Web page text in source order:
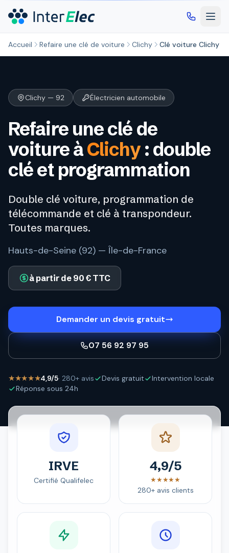
Accueil Refaire une clé de voiture Clichy Clé voiture Clichy
Clichy — 92 Électricien automobile
Refaire une clé de
voiture àClichy: double
clé et programmation
Double clé voiture, programmation de
télécommande et clé à transpondeur.
Toutes marques.
Hauts-de-Seine (92) — Île-de-France
à partir de 90 € TTC
Demander un devis gratuit
07 56 92 97 95
★★★★★4,9/5· 280+ avis Devis gratuit
Intervention locale
Réponse sous 24h
IRVE
Certifié Qualifelec
4,9/5
★★★★★
280+ avis clients